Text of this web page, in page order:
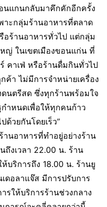
นแกนกลับมาคึกคักอีกครั้ง
าะกลุ่มร้านอาหารที่ตลาด
ร้านอาหารทั่วไป แต่กลุ่ม
ญ่ ในเขตเมืองขอนแก่น ที่
คาเฟ่ หรือร้านดื่มกินทั่วไป
ค้า ไม่มีการจำหน่ายเครื่อง
นตรีสด ซึ่งทุกร้านพร้อมใจ
ำหนดเพื่อให้ทุกคนก้าว
ด้วยกันโดยเร็ว”
นอาหารที่ทำอยู่อย่างร้าน
ถึงเวลา 22.00 น. ร้าน
บริการถึง 18.00 น. ร้านยู
ดอลาแจ๊ส มีการปรับการ
รให้บริการร้านช่วงกลาง